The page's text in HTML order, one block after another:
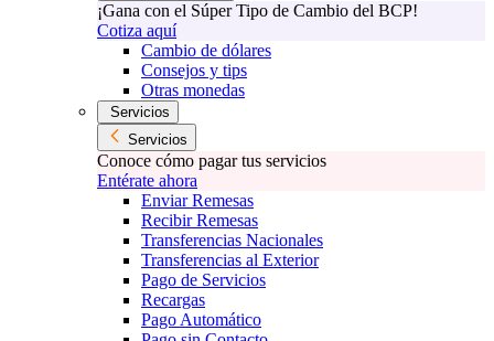
¡Gana con el Súper Tipo de Cambio del BCP!
Cotiza aquí
Cambio de dólares
Consejos y tips
Otras monedas
Servicios
Servicios
Conoce cómo pagar tus servicios
Entérate ahora
Enviar Remesas
Recibir Remesas
Transferencias Nacionales
Transferencias al Exterior
Pago de Servicios
Recargas
Pago Automático